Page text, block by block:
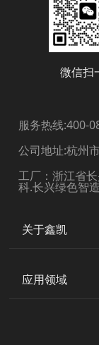
微信扫
服务热线:400-
公司地址:杭州
工厂：浙江省
科.长兴绿色智
关于鑫凯
应用领域